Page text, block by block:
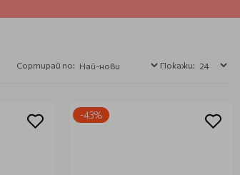
Сортирай по: Покажи:
-43%